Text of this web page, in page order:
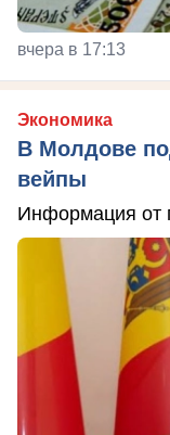
вчера в 17:13
Экономика
В Молдове
вейпы
Информация от